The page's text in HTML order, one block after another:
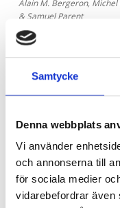
Samtycke
Denna webbplats
Vi använder
och annonserna till
för sociala medier
vidarebefordrar även
Alain M. Bergeron, Michel
& Samuel Parent
177 kr
Köp